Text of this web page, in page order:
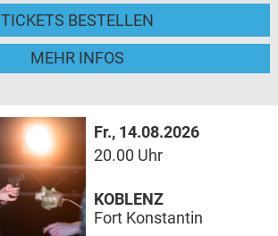
TICKETS BESTELLEN
MEHR INFOS
Fr., 14.08.2026
20.00 Uhr
KOBLENZ
Fort Konstantin